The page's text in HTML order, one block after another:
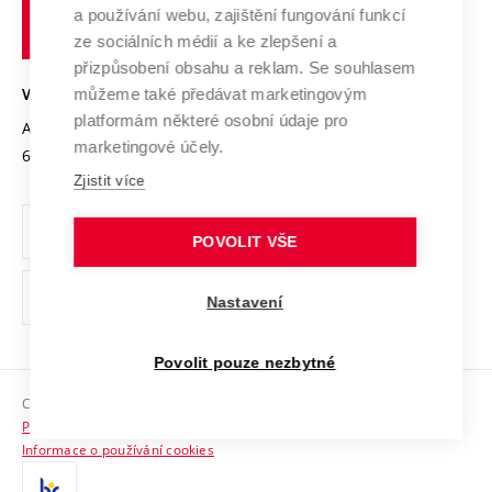
Transfer znalostí
Open Science
Projekty
Projekty ze strukturálních fondů
Specifický výzkum
Mezinárodní dohody
Univerzitní sítě
Podnikavá univerzita / ContriBUTe
Bezpečná univerzita
Vyznamenání
Organizační struktura
Ochrana osobních údajů
odkaz)
Sociální bezpečí
HR Award
technické
Brně
VYSOKÉ UČENÍ TECHNICKÉ V BRNĚ
Antonínská 548/1
602 00 Brno
www.vut.cz
vut@vutbr.cz
Copyright © 2026 VUT
Prohlášení o přístupnosti
Informace o používání cookies
a používání webu, zajištění fungování funkcí
ze sociálních médií a ke zlepšení a
přizpůsobení obsahu a reklam. Se souhlasem
můžeme také předávat marketingovým
platformám některé osobní údaje pro
marketingové účely.
Zjistit více
POVOLIT VŠE
Nastavení
Povolit pouze nezbytné